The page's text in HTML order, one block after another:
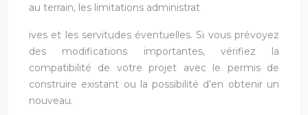
au terrain, les limitations administrat
ives et les servitudes éventuelles. Si vous prévoyez
des modifications importantes, vérifiez la
compatibilité de votre projet avec le permis de
construire existant ou la possibilité d’en obtenir un
nouveau.